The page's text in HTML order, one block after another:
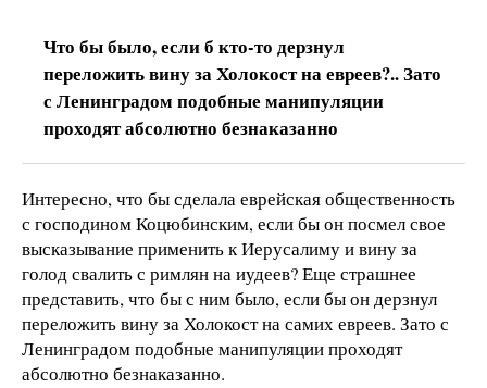
Что бы было, если б кто-то дерзнул
переложить вину за Холокост на евреев?.. Зато
с Ленинградом подобные манипуляции
проходят абсолютно безнаказанно
Интересно, что бы сделала еврейская общественность
с господином Коцюбинским, если бы он посмел свое
высказывание применить к Иерусалиму и вину за
голод свалить с римлян на иудеев? Еще страшнее
представить, что бы с ним было, если бы он дерзнул
переложить вину за Холокост на самих евреев. Зато с
Ленинградом подобные манипуляции проходят
абсолютно безнаказанно.